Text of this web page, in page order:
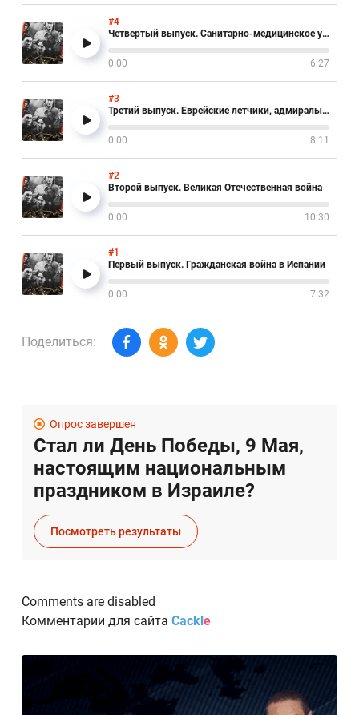
#4
Четвертый выпуск. Санитарно-медицинское управление Красной Армии
0:00 6:27
#3
Третий выпуск. Еврейские летчики, адмиралы и генералы СССР
0:00 8:11
#2
Второй выпуск. Великая Отечественная война
0:00 10:30
#1
Первый выпуск. Гражданская война в Испании
0:00 7:32
Поделиться:
Опрос завершен
Стал ли День Победы, 9 Мая,
настоящим национальным
праздником в Израиле?
Посмотреть результаты
Comments are disabled
Комментарии для сайта Cackl e